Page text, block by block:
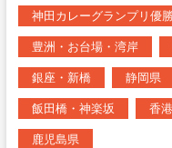
神田カレーグランプリ優
豊洲・お台場・湾岸
銀座・新橋 静岡県
飯田橋・神楽坂 香
鹿児島県